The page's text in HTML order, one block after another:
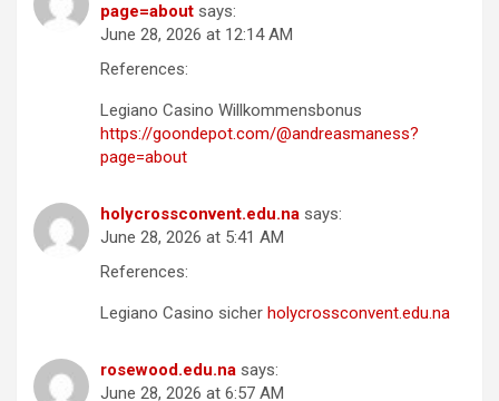
page=about says:
June 28, 2026 at 12:14 AM
References:
Legiano Casino Willkommensbonus
https://goondepot.com/@andreasmaness?
page=about
holycrossconvent.edu.na says:
June 28, 2026 at 5:41 AM
References:
Legiano Casino sicher holycrossconvent.edu.na
rosewood.edu.na says:
June 28, 2026 at 6:57 AM